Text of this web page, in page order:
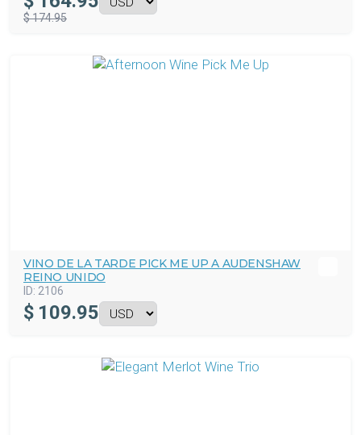
$ 174.95
VINO DE LA TARDE PICK ME UP A AUDENSHAW
REINO UNIDO
ID: 2106
$ 109.95